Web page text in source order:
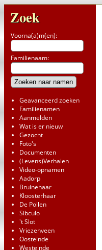
Zoek
Voorna(a)m(en):
Familienaam:
Geavanceerd zoeken
Familienamen
Aanmelden
Wat is er nieuw
Gezocht
Foto's
Documenten
(Levens)Verhalen
Video-opnamen
Aadorp
Bruinehaar
Kloosterhaar
De Pollen
Sibculo
't Slot
Vriezenveen
Oosteinde
Westeinde